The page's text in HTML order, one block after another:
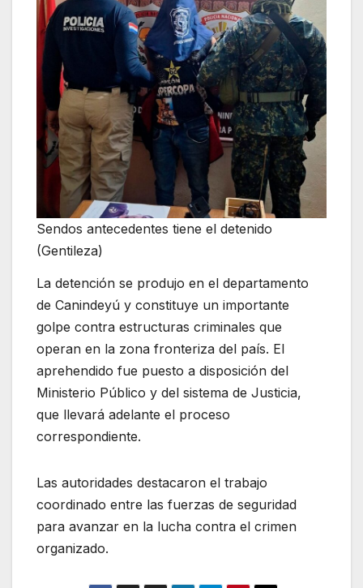
Sendos antecedentes tiene el detenido
(Gentileza)
La detención se produjo en el departamento
de Canindeyú y constituye un importante
golpe contra estructuras criminales que
operan en la zona fronteriza del país. El
aprehendido fue puesto a disposición del
Ministerio Público y del sistema de Justicia,
que llevará adelante el proceso
correspondiente.
Las autoridades destacaron el trabajo
coordinado entre las fuerzas de seguridad
para avanzar en la lucha contra el crimen
organizado.